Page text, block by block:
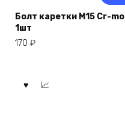
Болт каретки M15 Cr-
1шт
170 ₽